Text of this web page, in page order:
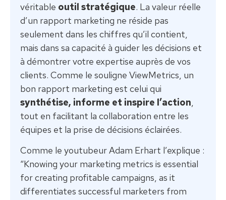
véritable outil stratégique. La valeur réelle
d’un rapport marketing ne réside pas
seulement dans les chiffres qu’il contient,
mais dans sa capacité à guider les décisions et
à démontrer votre expertise auprès de vos
clients. Comme le souligne ViewMetrics, un
bon rapport marketing est celui qui
synthétise, informe et inspire l’action,
tout en facilitant la collaboration entre les
équipes et la prise de décisions éclairées.
Comme le youtubeur Adam Erhart l’explique :
“Knowing your marketing metrics is essential
for creating profitable campaigns, as it
differentiates successful marketers from